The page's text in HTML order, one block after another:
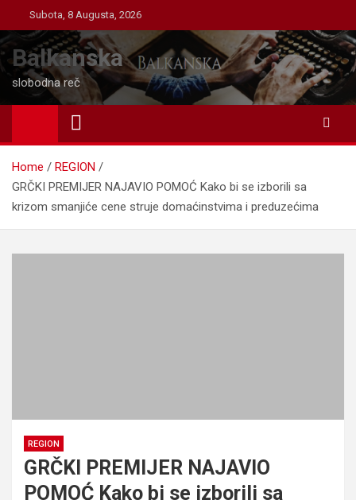
to
content
Subota, 8 Augusta, 2026
Balkanska
slobodna reč
Home
REGION
GRČKI PREMIJER NAJAVIO POMOĆ Kako bi se izborili sa
krizom smanjiće cene struje domaćinstvima i preduzećima
REGION
GRČKI PREMIJER NAJAVIO
POMOĆ Kako bi se izborili sa